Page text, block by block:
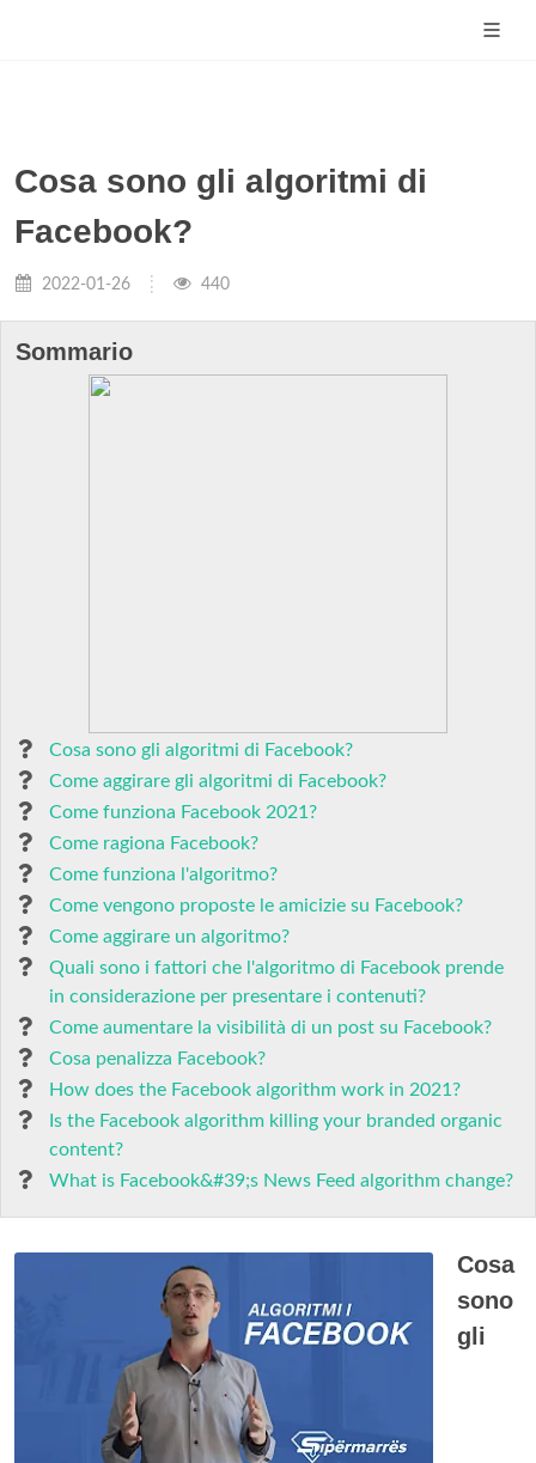
Cosa sono gli algoritmi di
Facebook?
2022-01-26 440
Sommario
Cosa sono gli algoritmi di Facebook?
Come aggirare gli algoritmi di Facebook?
Come funziona Facebook 2021?
Come ragiona Facebook?
Come funziona l'algoritmo?
Come vengono proposte le amicizie su Facebook?
Come aggirare un algoritmo?
Quali sono i fattori che l'algoritmo di Facebook prende
in considerazione per presentare i contenuti?
Come aumentare la visibilità di un post su Facebook?
Cosa penalizza Facebook?
How does the Facebook algorithm work in 2021?
Is the Facebook algorithm killing your branded organic
content?
What is Facebook&#39;s News Feed algorithm change?
Cosa
sono
gli